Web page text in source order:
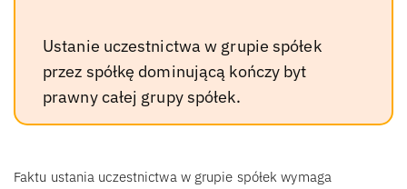
Ustanie uczestnictwa w grupie spółek
przez spółkę dominującą kończy byt
prawny całej grupy spółek.
Faktu ustania uczestnictwa w grupie spółek wymaga